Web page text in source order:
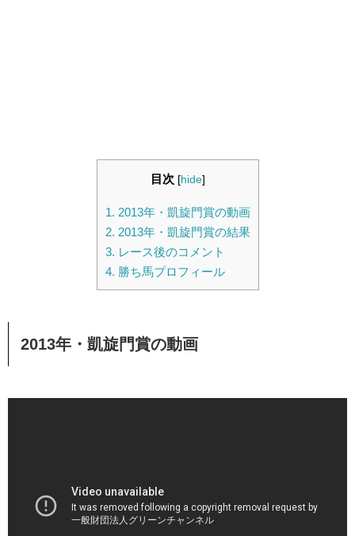
目次 [hide]
1. 2013年・凱旋門賞の動画
2. 2013年・凱旋門賞の結果
3. レース後のコメント
4. 勝ち馬プロフィール
2013年・凱旋門賞の動画